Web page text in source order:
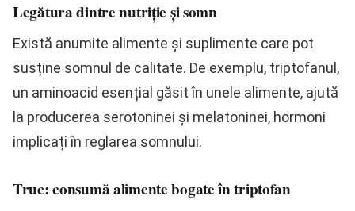
Legătura dintre nutriție și somn
Există anumite alimente și suplimente care pot
susține somnul de calitate. De exemplu, triptofanul,
un aminoacid esențial găsit în unele alimente, ajută
la producerea serotoninei și melatoninei, hormoni
implicați în reglarea somnului.
Truc: consumă alimente bogate în triptofan